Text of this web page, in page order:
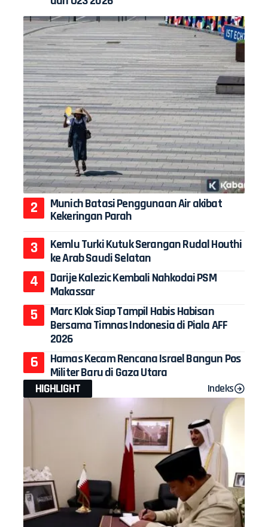
Munich Batasi Penggunaan Air akibat
Kekeringan Parah
Kemlu Turki Kutuk Serangan Rudal Houthi
ke Arab Saudi Selatan
Darije Kalezic Kembali Nahkodai PSM
Makassar
Marc Klok Siap Tampil Habis Habisan
Bersama Timnas Indonesia di Piala AFF
2026
Hamas Kecam Rencana Israel Bangun Pos
Militer Baru di Gaza Utara
HIGHLIGHT
Indeks